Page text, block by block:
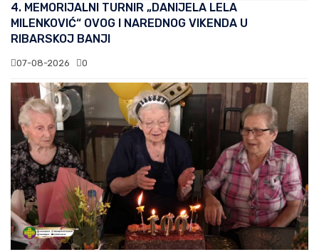
4. MEMORIJALNI TURNIR „DANIJELA LELA
MILENKOVIĆ“ OVOG I NAREDNOG VIKENDA U
RIBARSKOJ BANJI
07-08-2026 0